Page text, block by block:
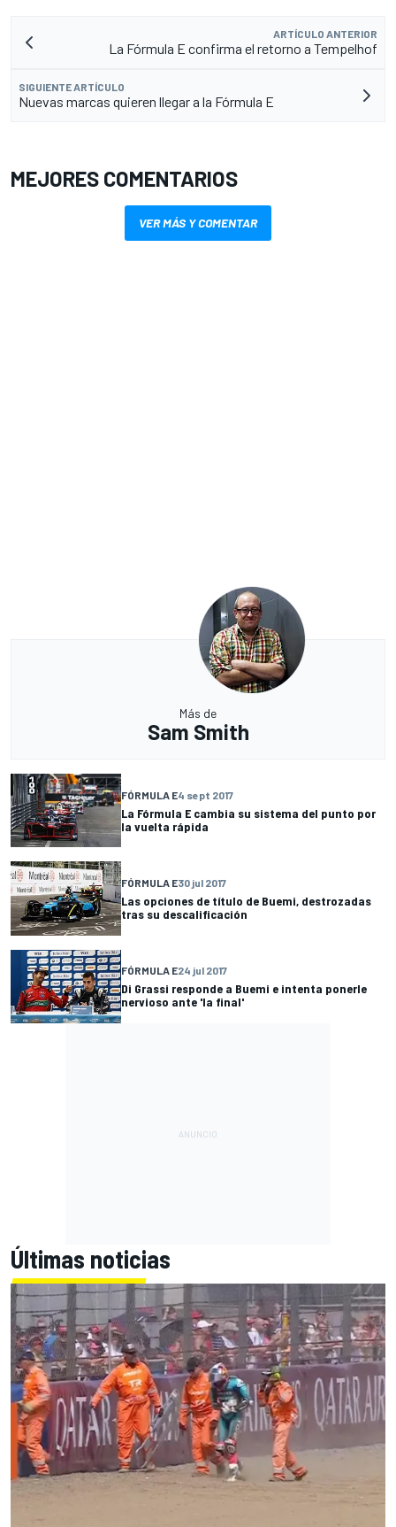
ARTÍCULO ANTERIOR
La Fórmula E confirma el retorno a Tempelhof
SIGUIENTE ARTÍCULO
Nuevas marcas quieren llegar a la Fórmula E
MEJORES COMENTARIOS
VER MÁS Y COMENTAR
Más de
Sam Smith
FÓRMULA E4 sept 2017
La Fórmula E cambia su sistema del punto por
la vuelta rápida
FÓRMULA E30 jul 2017
Las opciones de título de Buemi, destrozadas
tras su descalificación
FÓRMULA E24 jul 2017
Di Grassi responde a Buemi e intenta ponerle
nervioso ante 'la final'
Últimas noticias